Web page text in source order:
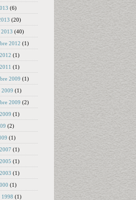
(6)
(20)
2013 (40)
2012 (1)
(1)
(1)
2009 (1)
2009 (1)
2009 (2)
(1)
(2)
(1)
(1)
(1)
(1)
(1)
1998 (1)